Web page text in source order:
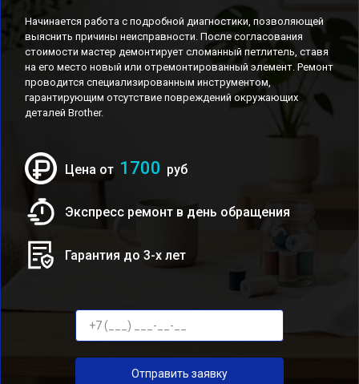
Начинается работа с подробной диагностики, позволяющей
выяснить причины неисправности. После согласования
стоимости мастер демонтирует сломанный петлитель, ставя
на его место новый или отремонтированный элемент. Ремонт
проводится специализированным инструментом,
гарантирующим отсутствие повреждений окружающих
деталей Brother.
Цена от 1700 руб
Экспресс ремонт в день обращения
Гарантия до 3-х лет
Отправить заявку